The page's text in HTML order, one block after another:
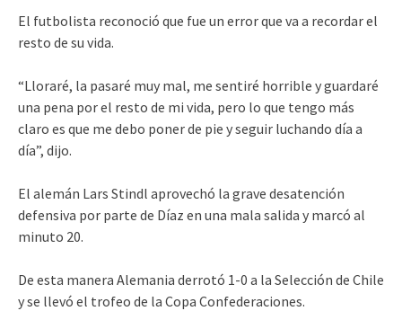
El futbolista reconoció que fue un error que va a recordar el
resto de su vida.
“Lloraré, la pasaré muy mal, me sentiré horrible y guardaré
una pena por el resto de mi vida, pero lo que tengo más
claro es que me debo poner de pie y seguir luchando día a
día”, dijo.
El alemán Lars Stindl aprovechó la grave desatención
defensiva por parte de Díaz en una mala salida y marcó al
minuto 20.
De esta manera Alemania derrotó 1-0 a la Selección de Chile
y se llevó el trofeo de la Copa Confederaciones.